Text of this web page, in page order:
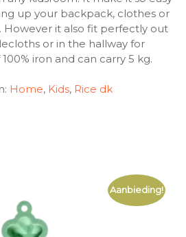
up your backpack, clothes or
it also fit perfectly out
or in the hallway for
iron and can carry 5 kg.
Home, Kids, Rice dk
Aanbieding!